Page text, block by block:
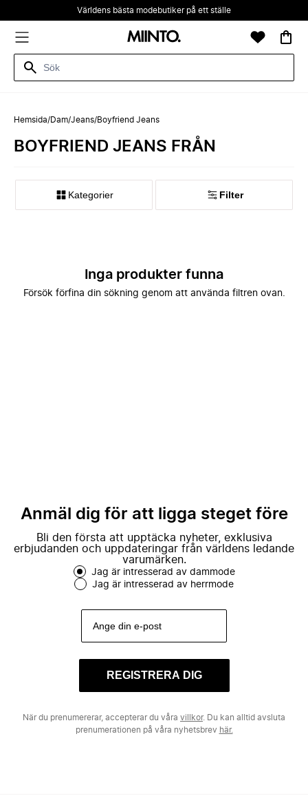
Världens bästa modebutiker på ett ställe
Hemsida/Dam/Jeans/Boyfriend Jeans
BOYFRIEND JEANS FRÅN
Kategorier Filter
Inga produkter funna
Försök förfina din sökning genom att använda filtren ovan.
Anmäl dig för att ligga steget före
Bli den första att upptäcka nyheter, exklusiva
erbjudanden och uppdateringar från världens ledande
varumärken.
Jag är intresserad av dammode
Jag är intresserad av herrmode
REGISTRERA DIG
När du prenumererar, accepterar du våra villkor. Du kan alltid avsluta
prenumerationen på våra nyhetsbrev här.